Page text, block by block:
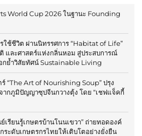
World Cup 2026 ในฐานะ Founding
ช้ชีวิต ผ่านนิทรรศการ “Habitat of Life”
และศาสตร์แห่งกลิ่นหอม สู่ประสบการณ์
ย้ำวิสัยทัศน์ Sustainable Living
“The Art of Nourishing Soup” ปรุง
ากภูมิปัญญาซุปจีนกวางตุ้ง โดย “เชฟแจ็คกี้
รียนรู้เกษตรบ้านโนนเขวา” ถ่ายทอดองค์
ระดับเกษตรกรไทยให้เติบโตอย่างยั่งยืน